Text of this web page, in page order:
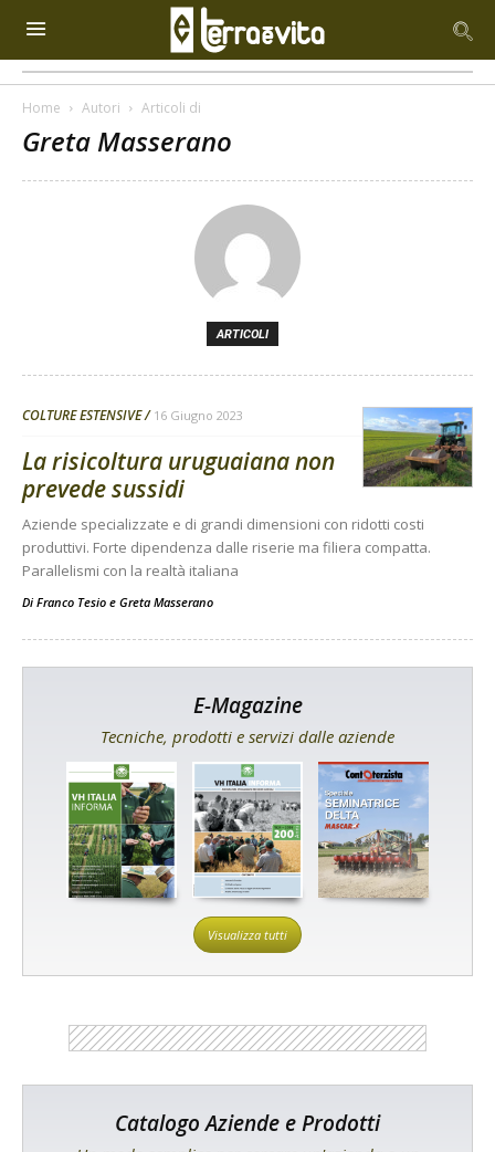
Home Autori Articoli di
Greta Masserano
ARTICOLI
COLTURE ESTENSIVE 16 Giugno 2023
La risicoltura uruguaiana non
prevede sussidi
Aziende specializzate e di grandi dimensioni con ridotti costi
produttivi. Forte dipendenza dalle riserie ma filiera compatta.
Parallelismi con la realtà italiana
Di Franco Tesio e Greta Masserano
E-Magazine
Tecniche, prodotti e servizi dalle aziende
Visualizza tutti
Catalogo Aziende e Prodotti